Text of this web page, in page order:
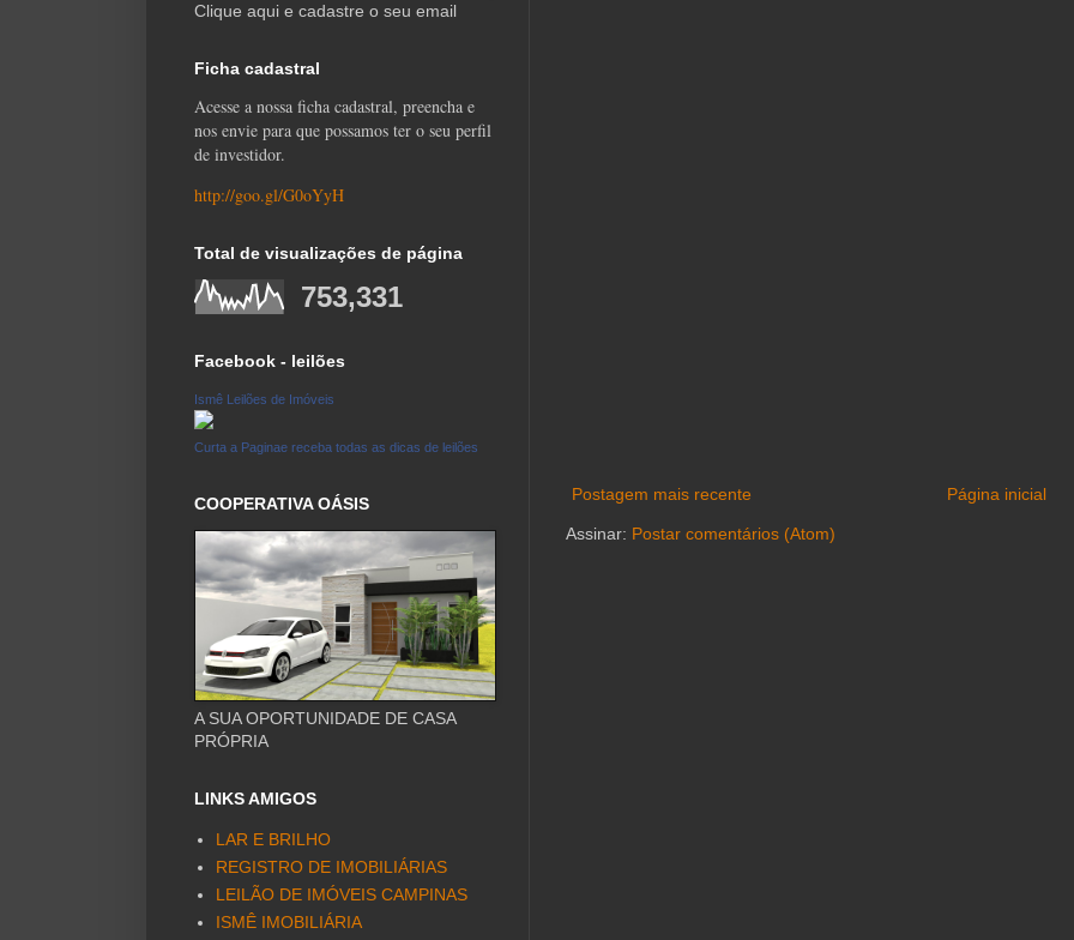
Postagem mais recente Página inicial
Assinar: Postar comentários (Atom)
Clique aqui e cadastre o seu email
Ficha cadastral
Acesse a nossa ficha cadastral, preencha e
nos envie para que possamos ter o seu perfil
de investidor.
http://goo.gl/G0oYyH
Total de visualizações de página
753,331
Facebook - leilões
Ismê Leilões de Imóveis
Curta a Paginae receba todas as dicas de leilões
COOPERATIVA OÁSIS
A SUA OPORTUNIDADE DE CASA
PRÓPRIA
LINKS AMIGOS
LAR E BRILHO
REGISTRO DE IMOBILIÁRIAS
LEILÃO DE IMÓVEIS CAMPINAS
ISMÊ IMOBILIÁRIA